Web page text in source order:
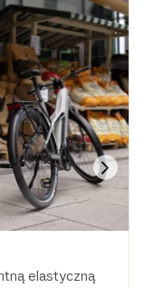
elastyczną